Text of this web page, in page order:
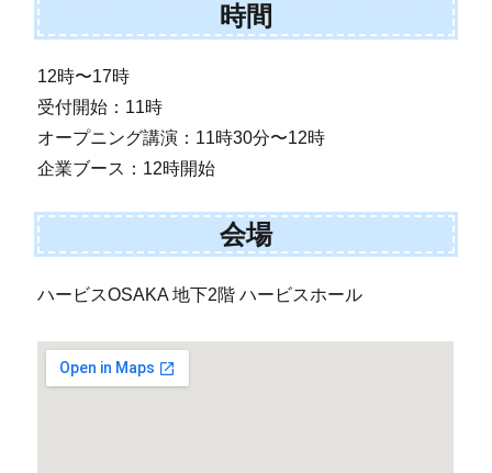
時間
12時〜17時
受付開始：11時
オープニング講演：11時30分〜12時
企業ブース：12時開始
会場
ハービスOSAKA 地下2階 ハービスホール